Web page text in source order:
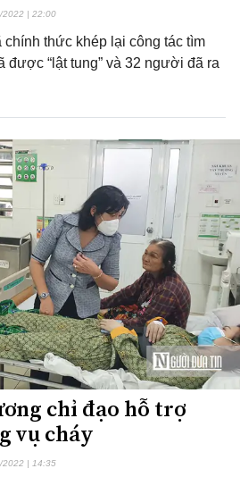
2022 | 22:00
thức khép lại công tác tìm
được “lật tung” và 32 người đã ra
chỉ đạo hỗ trợ
vụ cháy
2022 | 14:35